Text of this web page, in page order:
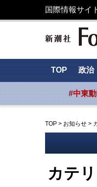
国際情報サイ
TOP 政治
#中東
TOP > お知らせ >
カテ